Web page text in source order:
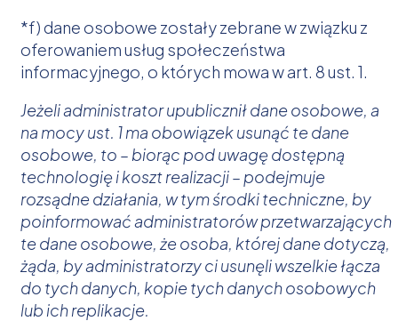
*f) dane osobowe zostały zebrane w związku z
oferowaniem usług społeczeństwa
informacyjnego, o których mowa w art. 8 ust. 1.
Jeżeli administrator upublicznił dane osobowe, a
na mocy ust. 1 ma obowiązek usunąć te dane
osobowe, to – biorąc pod uwagę dostępną
technologię i koszt realizacji – podejmuje
rozsądne działania, w tym środki techniczne, by
poinformować administratorów przetwarzających
te dane osobowe, że osoba, której dane dotyczą,
żąda, by administratorzy ci usunęli wszelkie łącza
do tych danych, kopie tych danych osobowych
lub ich replikacje.